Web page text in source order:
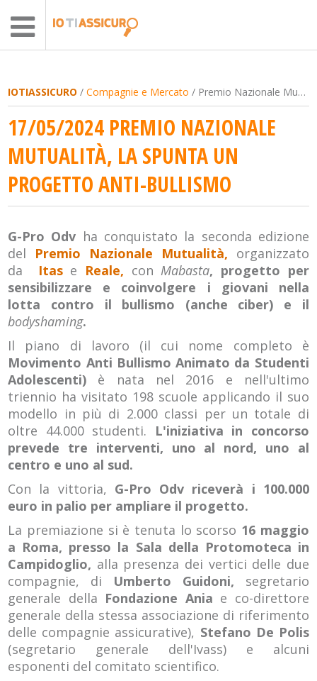
IOTIASSICURO /Compagnie e Mercato / Premio Nazionale Mutualità, la spunta un progetto anti-bullismo
17/05/2024 PREMIO NAZIONALE
MUTUALITÀ, LA SPUNTA UN
PROGETTO ANTI-BULLISMO
G-Pro Odv ha conquistato la seconda edizione
del Premio Nazionale Mutualità, organizzato
da Itas e Reale, con Mabasta, progetto per
sensibilizzare e coinvolgere i giovani nella
lotta contro il bullismo (anche ciber) e il
bodyshaming.
Il piano di lavoro (il cui nome completo è
Movimento Anti Bullismo Animato da Studenti
Adolescenti) è nata nel 2016 e nell'ultimo
triennio ha visitato 198 scuole applicando il suo
modello in più di 2.000 classi per un totale di
oltre 44.000 studenti. L'iniziativa in concorso
prevede tre interventi, uno al nord, uno al
centro e uno al sud.
Con la vittoria, G-Pro Odv riceverà i 100.000
euro in palio per ampliare il progetto.
La premiazione si è tenuta lo scorso 16 maggio
a Roma, presso la Sala della Protomoteca in
Campidoglio, alla presenza dei vertici delle due
compagnie, di Umberto Guidoni, segretario
generale della Fondazione Ania e co-direttore
generale della stessa associazione di riferimento
delle compagnie assicurative), Stefano De Polis
(segretario generale dell'Ivass) e alcuni
esponenti del comitato scientifico.